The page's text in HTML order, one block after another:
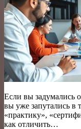
Если вы задумались
вы уже запутались
«практику»,
как отличить…